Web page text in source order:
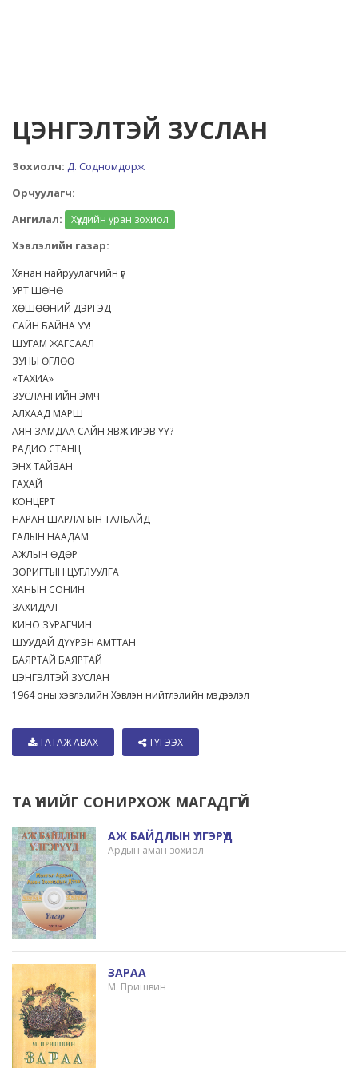
ЦЭНГЭЛТЭЙ ЗУСЛАН
Зохиолч: Д. Содномдорж
Орчуулагч:
Ангилал:
Хүүхдийн уран зохиол
Хэвлэлийн газар:
Хянан найруулагчийн үг
УРТ ШӨНӨ
ХӨШӨӨНИЙ ДЭРГЭД
САЙН БАЙНА УУ!
ШУГАМ ЖАГСААЛ
ЗУНЫ ӨГЛӨӨ
«ТАХИА»
ЗУСЛАНГИЙН ЭМЧ
АЛХААД МАРШ
АЯН ЗАМДАА САЙН ЯВЖ ИРЭВ ҮҮ?
РАДИО СТАНЦ
ЭНХ ТАЙВАН
ГАХАЙ
КОНЦЕРТ
НАРАН ШАРЛАГЫН ТАЛБАЙД
ГАЛЫН НААДАМ
АЖЛЫН ӨДӨР
ЗОРИГТЫН ЦУГЛУУЛГА
ХАНЫН СОНИН
ЗАХИДАЛ
КИНО ЗУРАГЧИН
ШУУДАЙ ДҮҮРЭН АМТТАН
БАЯРТАЙ БАЯРТАЙ
ЦЭНГЭЛТЭЙ ЗУСЛАН
1964 оны хэвлэлийн Хэвлэн нийтлэлийн мэдээлэл
ТАТАЖ АВАХ ТҮГЭЭХ
ТА ҮҮНИЙГ СОНИРХОЖ МАГАДГҮЙ
АЖ БАЙДЛЫН ҮЛГЭРҮҮД
Ардын аман зохиол
ЗАРАА
М. Пришвин